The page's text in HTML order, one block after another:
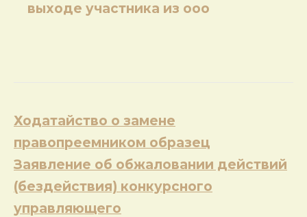
выходе участника из ооо
Навигация
по
записям
Ходатайство о замене
правопреемником образец
Заявление об обжаловании действий
(бездействия) конкурсного
управляющего